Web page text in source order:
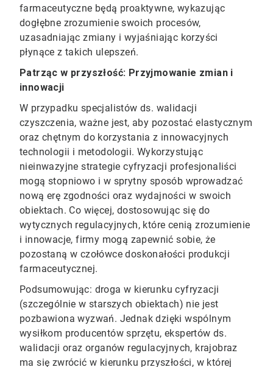
farmaceutyczne będą proaktywne, wykazując
dogłębne zrozumienie swoich procesów,
uzasadniając zmiany i wyjaśniając korzyści
płynące z takich ulepszeń.
Patrząc w przyszłość: Przyjmowanie zmian i
innowacji
W przypadku specjalistów ds. walidacji
czyszczenia, ważne jest, aby pozostać elastycznym
oraz chętnym do korzystania z innowacyjnych
technologii i metodologii. Wykorzystując
nieinwazyjne strategie cyfryzacji profesjonaliści
mogą stopniowo i w sprytny sposób wprowadzać
nową erę zgodności oraz wydajności w swoich
obiektach. Co więcej, dostosowując się do
wytycznych regulacyjnych, które cenią zrozumienie
i innowacje, firmy mogą zapewnić sobie, że
pozostaną w czołówce doskonałości produkcji
farmaceutycznej.
Podsumowując: droga w kierunku cyfryzacji
(szczególnie w starszych obiektach) nie jest
pozbawiona wyzwań. Jednak dzięki wspólnym
wysiłkom producentów sprzętu, ekspertów ds.
walidacji oraz organów regulacyjnych, krajobraz
ma się zwrócić w kierunku przyszłości, w której